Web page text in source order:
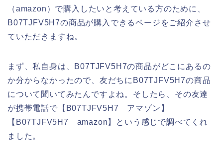
（amazon）で購入したいと考えている方のために、
B07TJFV5H7の商品が購入できるページをご紹介させ
ていただきますね。
まず、私自身は、B07TJFV5H7の商品がどこにあるの
か分からなかったので、友だちにB07TJFV5H7の商品
について聞いてみたんですよね。そしたら、その友達
が携帯電話で【B07TJFV5H7 アマゾン】
【B07TJFV5H7 amazon】という感じで調べてくれ
ました。